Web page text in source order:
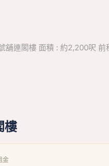
舖連閣樓 面積 : 約2,200呎
樓
金